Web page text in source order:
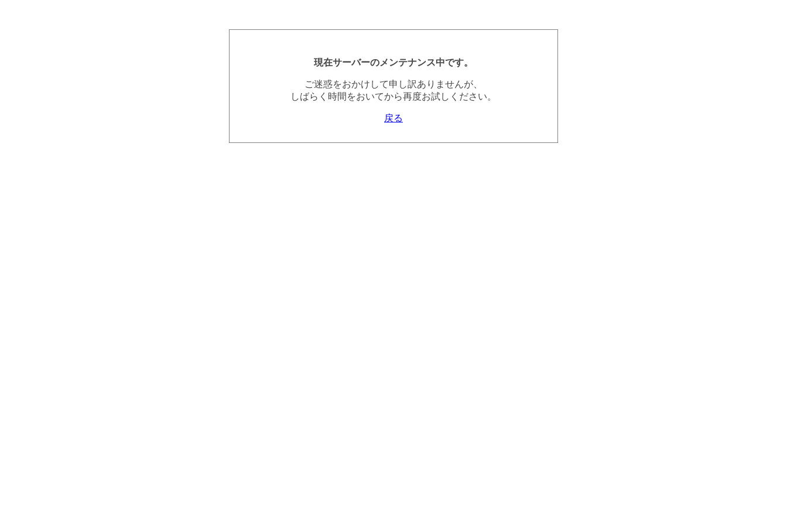
現在サーバーのメンテナンス中です。
ご迷惑をおかけして申し訳ありませんが、
しばらく時間をおいてから再度お試しください。
戻る